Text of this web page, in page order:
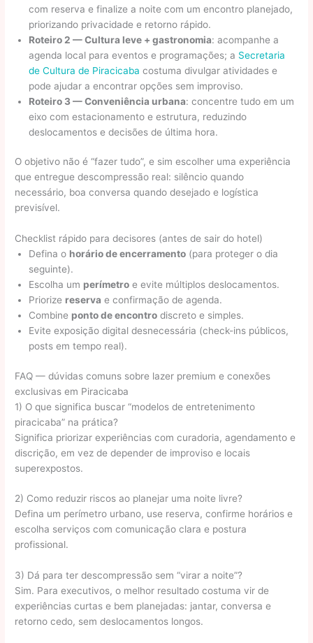
com reserva e finalize a noite com um encontro planejado,
priorizando privacidade e retorno rápido.
Roteiro 2 — Cultura leve + gastronomia: acompanhe a
agenda local para eventos e programações; a Secretaria
de Cultura de Piracicaba costuma divulgar atividades e
pode ajudar a encontrar opções sem improviso.
Roteiro 3 — Conveniência urbana: concentre tudo em um
eixo com estacionamento e estrutura, reduzindo
deslocamentos e decisões de última hora.
O objetivo não é “fazer tudo”, e sim escolher uma experiência
que entregue descompressão real: silêncio quando
necessário, boa conversa quando desejado e logística
previsível.
Checklist rápido para decisores (antes de sair do hotel)
Defina o horário de encerramento (para proteger o dia
seguinte).
Escolha um perímetro e evite múltiplos deslocamentos.
Priorize reserva e confirmação de agenda.
Combine ponto de encontro discreto e simples.
Evite exposição digital desnecessária (check-ins públicos,
posts em tempo real).
FAQ — dúvidas comuns sobre lazer premium e conexões
exclusivas em Piracicaba
1) O que significa buscar “modelos de entretenimento
piracicaba” na prática?
Significa priorizar experiências com curadoria, agendamento e
discrição, em vez de depender de improviso e locais
superexpostos.
2) Como reduzir riscos ao planejar uma noite livre?
Defina um perímetro urbano, use reserva, confirme horários e
escolha serviços com comunicação clara e postura
profissional.
3) Dá para ter descompressão sem “virar a noite”?
Sim. Para executivos, o melhor resultado costuma vir de
experiências curtas e bem planejadas: jantar, conversa e
retorno cedo, sem deslocamentos longos.